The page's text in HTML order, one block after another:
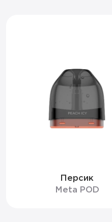
Персик
Meta POD